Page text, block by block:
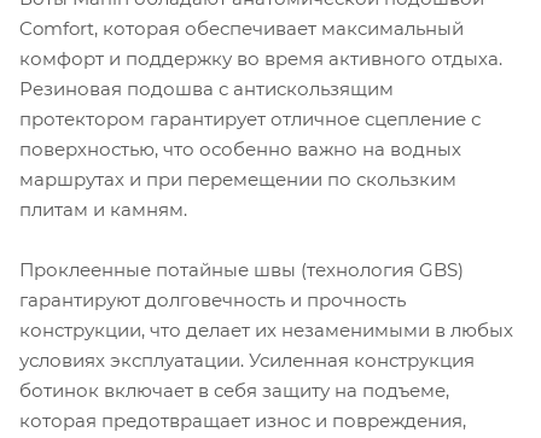
Comfort, которая обеспечивает максимальный
комфорт и поддержку во время активного отдыха.
Резиновая подошва с антискользящим
протектором гарантирует отличное сцепление с
поверхностью, что особенно важно на водных
маршрутах и при перемещении по скользким
плитам и камням.
Проклеенные потайные швы (технология GBS)
гарантируют долговечность и прочность
конструкции, что делает их незаменимыми в любых
условиях эксплуатации. Усиленная конструкция
ботинок включает в себя защиту на подъеме,
которая предотвращает износ и повреждения,